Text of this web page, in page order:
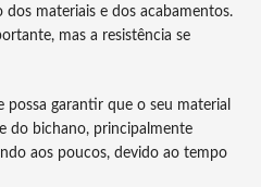
materiais e dos acabamentos.
mas a resistência se
garantir que o seu material
do bichano, principalmente
aos poucos, devido ao tempo